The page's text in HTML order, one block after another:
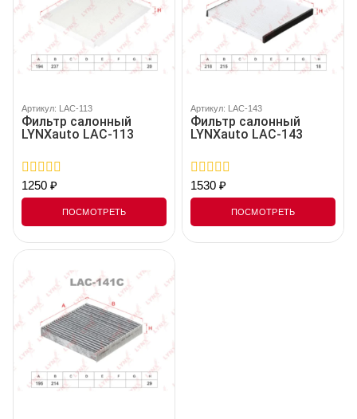
Артикул: LAC-113
Фильтр салонный
LYNXauto LAC-113
0
out
5
1250 ₽
ПОСМОТРЕТЬ
Артикул: LAC-143
Фильтр салонный
LYNXauto LAC-143
0
out
5
1530 ₽
ПОСМОТРЕТЬ